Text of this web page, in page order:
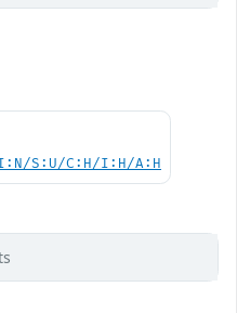
S:U/C:H/I:H/A:H